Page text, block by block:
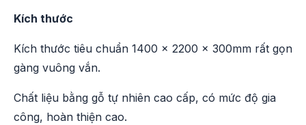
Kích thước
Kích thước tiêu chuẩn 1400 x 2200 x 300mm rất gọn
gàng vuông vắn.
Chất liệu bằng gỗ tự nhiên cao cấp, có mức độ gia
công, hoàn thiện cao.